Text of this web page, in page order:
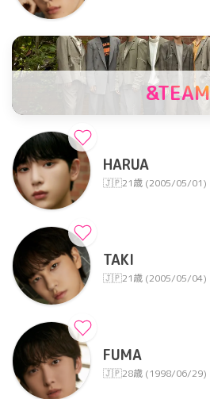
&TEAM
HARUA
🇯🇵21歳 (2005/05/01)
TAKI
🇯🇵21歳 (2005/05/04)
FUMA
🇯🇵28歳 (1998/06/29)